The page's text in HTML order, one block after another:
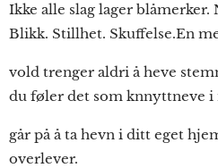
Ikke alle slag lager
Blikk. Stillhet. Skuffelse.En
vold trenger aldri å heve
du føler det som knnyttneve i
går på å ta hevn i ditt eget
overlever.